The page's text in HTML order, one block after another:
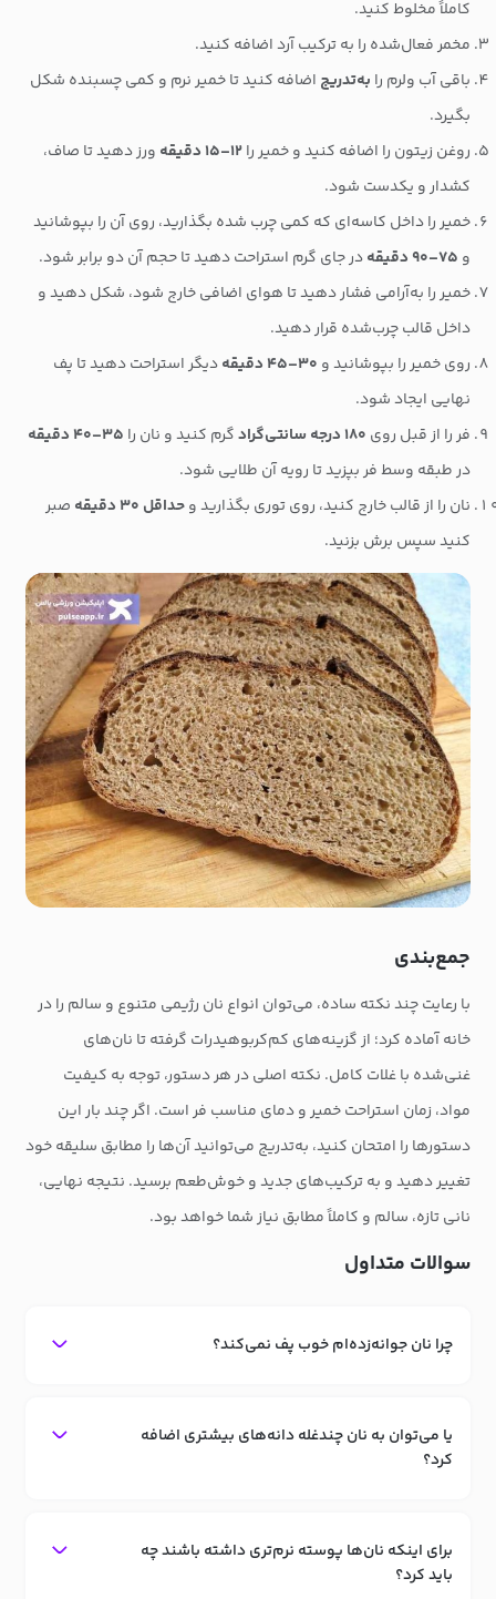
کاملاً مخلوط کنید.
مخمر فعال‌شده را به ترکیب آرد اضافه کنید.
باقی آب ولرم را به‌تدریج اضافه کنید تا خمیر نرم و کمی چسبنده شکل
بگیرد.
روغن زیتون را اضافه کنید و خمیر را۱۲–۱۵ دقیقه
ورز دهید تا صاف،
کشدار و یکدست شود.
خمیر را داخل کاسه‌ای که کمی چرب شده بگذارید، روی آن را بپوشانید
و ۷۵–۹۰ دقیقه
در جای گرم استراحت دهید تا حجم آن دو برابر شود.
خمیر را به‌آرامی فشار دهید تا هوای اضافی خارج شود، شکل دهید و
داخل قالب چرب‌شده قرار دهید.
روی خمیر را بپوشانید و ۳۰–۴۵ دقیقه
دیگر استراحت دهید تا پف
نهایی ایجاد شود.
فر را از قبل روی ۱۸۰ درجه سانتی‌گراد گرم کنید و نان را ۳۵–۴۰ دقیقه
در طبقه وسط فر بپزید تا رویه آن طلایی شود.
نان را از قالب خارج کنید، روی توری بگذارید وحداقل ۳۰ دقیقه
صبر
کنید سپس برش بزنید.
جمع‌بندی
با رعایت چند نکته ساده، می‌توان انواع نان رژیمی متنوع و سالم را در
خانه آماده کرد؛ از گزینه‌های کم‌کربوهیدرات گرفته تا نان‌های
غنی‌شده با غلات کامل. نکته اصلی در هر دستور، توجه به کیفیت
مواد، زمان استراحت خمیر و دمای مناسب فر است. اگر چند بار این
دستورها را امتحان کنید، به‌تدریج می‌توانید آن‌ها را مطابق سلیقه خود
تغییر دهید و به ترکیب‌های جدید و خوش‌طعم برسید. نتیجه نهایی،
نانی تازه، سالم و کاملاً مطابق نیاز شما خواهد بود.
سوالات متداول
چرا نان جوانه‌زده‌ام خوب پف نمی‌کند؟
یا می‌توان به نان چندغله دانه‌های بیشتری اضافه
کرد؟
برای اینکه نان‌ها پوسته نرم‌تری داشته باشند چه
باید کرد؟